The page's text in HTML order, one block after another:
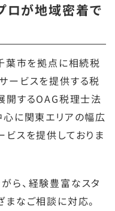
ロが地域密着で
葉市を拠点に相続税
ービスを提供する税
開するOAG税理士法
心に関東エリアの幅広
スを提供しておりま
ら、経験豊富なスタ
なご相談に対応。